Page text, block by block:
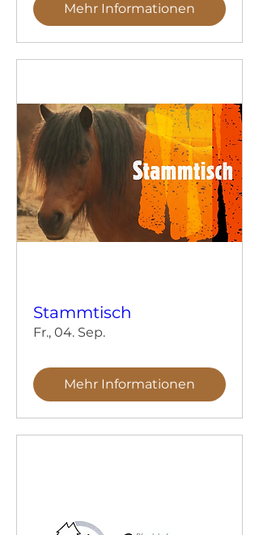
Mehr Informationen
Stammtisch
Fr., 04. Sep.
Mehr Informationen